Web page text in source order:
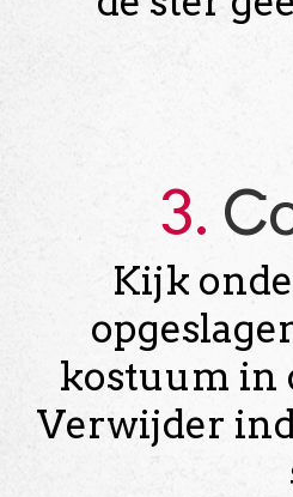
3.
Kijk
kostuum in
Verwijder